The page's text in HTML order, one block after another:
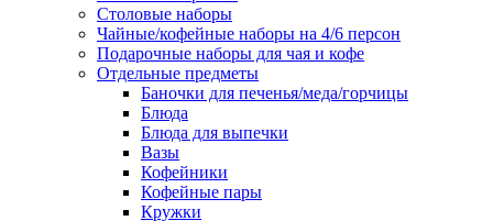
Столовые наборы
Чайные/кофейные наборы на 4/6 персон
Подарочные наборы для чая и кофе
Отдельные предметы
Баночки для печенья/меда/горчицы
Блюда
Блюда для выпечки
Вазы
Кофейники
Кофейные пары
Кружки